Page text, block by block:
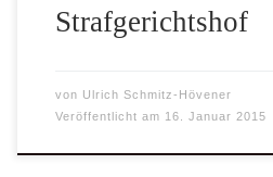
Strafgerichtshof
von Ulrich Schmitz-Hövener
Veröffentlicht am 16. Januar 2015